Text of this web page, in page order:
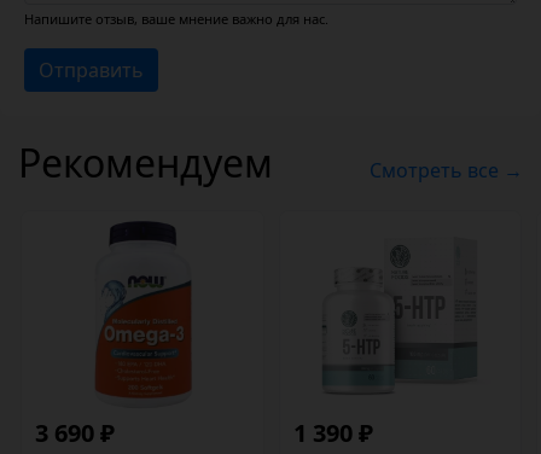
Напишите отзыв, ваше мнение важно для нас.
Отправить
Рекомендуем Смотреть все →
3 690 ₽ 1 390 ₽